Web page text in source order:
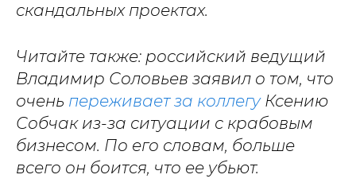
скандальных проектах.
Читайте также: российский ведущий
Владимир Соловьев заявил о том, что
очень переживает за коллегу Ксению
Собчак из-за ситуации с крабовым
бизнесом. По его словам, больше
всего он боится, что ее убьют.